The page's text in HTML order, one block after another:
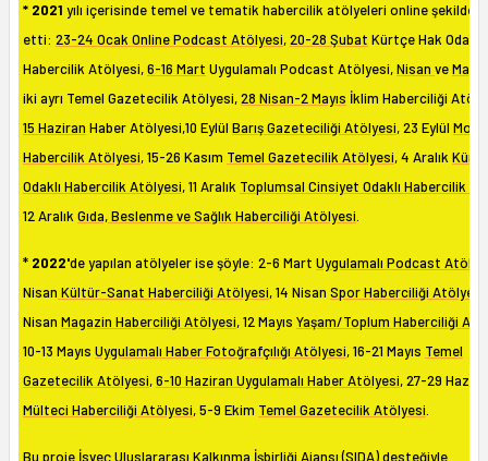
* 2021 yılı içerisinde temel ve tematik habercilik atölyeleri online şekilde
etti: 23-24 Ocak Online Podcast Atölyesi,20-28 Şubat Kürtçe Hak Odaklı
Habercilik Atölyesi,6-16 Mart Uygulamalı Podcast Atölyesi,Nisan veMayıs
iki ayrı Temel Gazetecilik Atölyesi,28 Nisan-2 Mayıs İklim Haberciliği
15 Haziran Haber Atölyesi,10 Eylül Barış Gazeteciliği Atölyesi, 23 Eylül Mobil
Habercilik Atölyesi, 15-26 Kasım Temel Gazetecilik Atölyesi, 4 Aralık
Odaklı Habercilik Atölyesi, 11 Aralık Toplumsal Cinsiyet Odaklı Habercilik
12 Aralık Gıda, Beslenme ve Sağlık Haberciliği Atölyesi.
* 2022'de yapılan atölyeler ise şöyle: 2-6 Mart Uygulamalı Podcast
Nisan Kültür-Sanat Haberciliği Atölyesi, 14 Nisan Spor Haberciliği Atölyesi
Nisan Magazin Haberciliği Atölyesi, 12 Mayıs Yaşam/Toplum Haberciliği
10-13 Mayıs Uygulamalı Haber Fotoğrafçılığı Atölyesi, 16-21 Mayıs Temel
Gazetecilik Atölyesi,6-10 Haziran Uygulamalı Haber Atölyesi, 27-29
Mülteci Haberciliği Atölyesi, 5-9 Ekim Temel Gazetecilik Atölyesi.
Bu proje İsveç Uluslararası Kalkınma İşbirliği Ajansı (SIDA) desteğiyle